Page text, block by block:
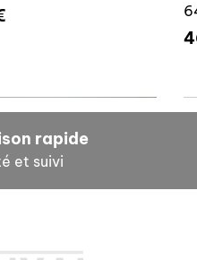
rapide
et suivi